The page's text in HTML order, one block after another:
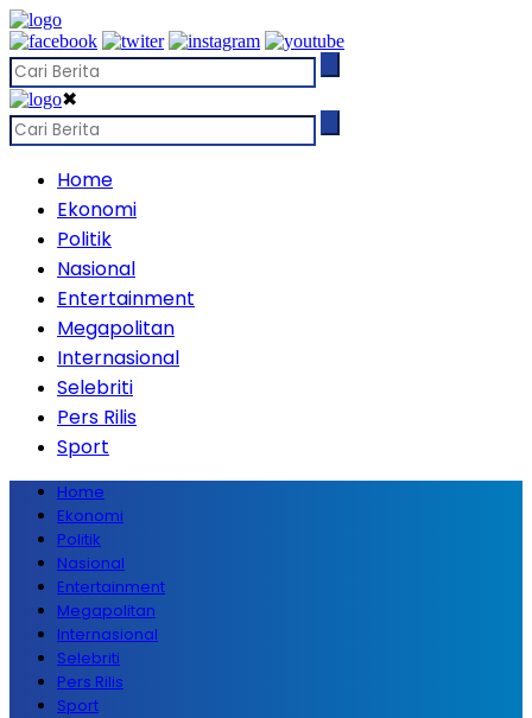
✖
Home
Ekonomi
Politik
Nasional
Entertainment
Megapolitan
Internasional
Selebriti
Pers Rilis
Sport
Home
Ekonomi
Politik
Nasional
Entertainment
Megapolitan
Internasional
Selebriti
Pers Rilis
Sport